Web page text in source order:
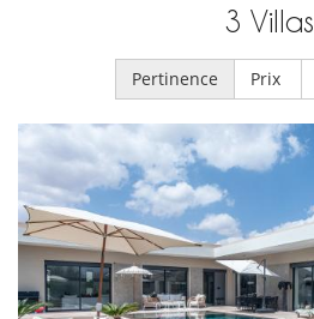
3 Villas
Pertinence Prix